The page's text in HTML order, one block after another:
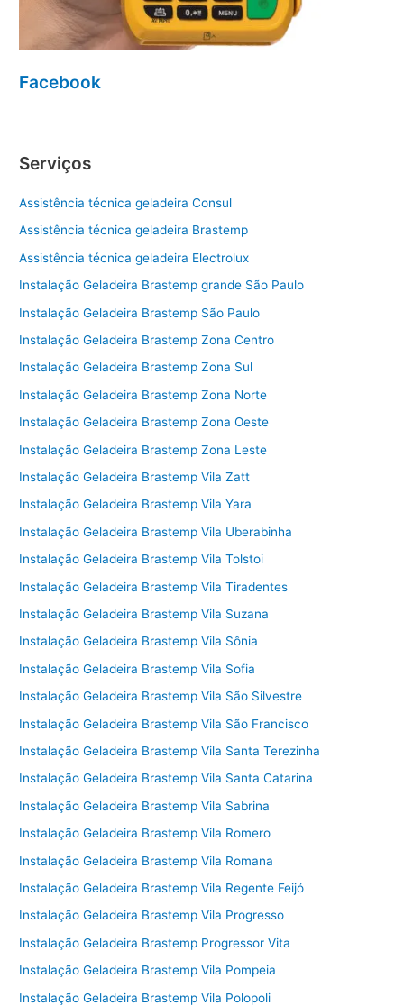
Facebook
Serviços
Assistência técnica geladeira Consul
Assistência técnica geladeira Brastemp
Assistência técnica geladeira Electrolux
Instalação Geladeira Brastemp grande São Paulo
Instalação Geladeira Brastemp São Paulo
Instalação Geladeira Brastemp Zona Centro
Instalação Geladeira Brastemp Zona Sul
Instalação Geladeira Brastemp Zona Norte
Instalação Geladeira Brastemp Zona Oeste
Instalação Geladeira Brastemp Zona Leste
Instalação Geladeira Brastemp Vila Zatt
Instalação Geladeira Brastemp Vila Yara
Instalação Geladeira Brastemp Vila Uberabinha
Instalação Geladeira Brastemp Vila Tolstoi
Instalação Geladeira Brastemp Vila Tiradentes
Instalação Geladeira Brastemp Vila Suzana
Instalação Geladeira Brastemp Vila Sônia
Instalação Geladeira Brastemp Vila Sofia
Instalação Geladeira Brastemp Vila São Silvestre
Instalação Geladeira Brastemp Vila São Francisco
Instalação Geladeira Brastemp Vila Santa Terezinha
Instalação Geladeira Brastemp Vila Santa Catarina
Instalação Geladeira Brastemp Vila Sabrina
Instalação Geladeira Brastemp Vila Romero
Instalação Geladeira Brastemp Vila Romana
Instalação Geladeira Brastemp Vila Regente Feijó
Instalação Geladeira Brastemp Vila Progresso
Instalação Geladeira Brastemp Progressor Vita
Instalação Geladeira Brastemp Vila Pompeia
Instalação Geladeira Brastemp Vila Polopoli